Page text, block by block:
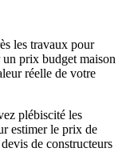
les travaux pour
prix budget maison
réelle de votre
plébiscité les
estimer le prix de
de constructeurs